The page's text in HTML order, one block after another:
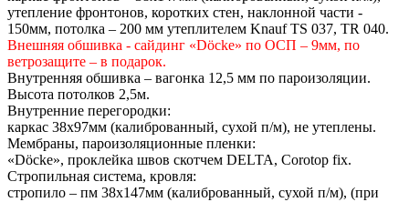
утепление фронтонов, коротких стен, наклонной части -
150мм, потолка – 200 мм утеплителем Knauf TS 037, TR 040.
Внешняя обшивка - сайдинг «Döcke» по ОСП – 9мм, по
ветрозащите – в подарок.
Внутренняя обшивка – вагонка 12,5 мм по пароизоляции.
Высота потолков 2,5м.
Внутренние перегородки:
каркас 38х97мм (калиброванный, сухой п/м), не утеплены.
Мембраны, пароизоляционные пленки:
«Döcke», проклейка швов скотчем DELTA, Сorotop fix.
Стропильная система, кровля:
стропило – пм 38х147мм (калиброванный, сухой п/м), (при